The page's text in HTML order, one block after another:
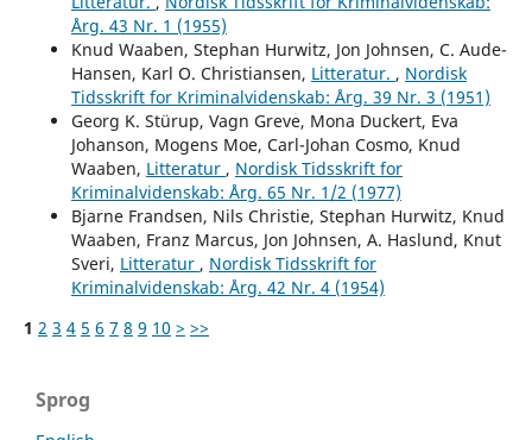
Årg. 43 Nr. 1 (1955)
Knud Waaben, Stephan Hurwitz, Jon Johnsen, C. Aude-
Hansen, Karl O. Christiansen, Litteratur. , Nordisk
Tidsskrift for Kriminalvidenskab: Årg. 39 Nr. 3 (1951)
Georg K. Stürup, Vagn Greve, Mona Duckert, Eva
Johanson, Mogens Moe, Carl-Johan Cosmo, Knud
Waaben, Litteratur , Nordisk Tidsskrift for
Kriminalvidenskab: Årg. 65 Nr. 1/2 (1977)
Bjarne Frandsen, Nils Christie, Stephan Hurwitz, Knud
Waaben, Franz Marcus, Jon Johnsen, A. Haslund, Knut
Sveri, Litteratur , Nordisk Tidsskrift for
Kriminalvidenskab: Årg. 42 Nr. 4 (1954)
1 2 3 4 5 6 7 8 9 10 > >>
Sprog